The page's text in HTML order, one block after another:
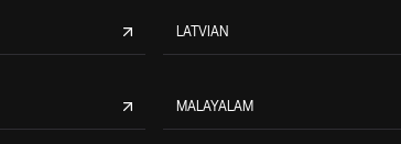
LATVIAN
MALAYALAM